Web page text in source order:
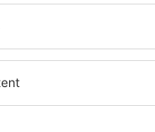
de
Ce